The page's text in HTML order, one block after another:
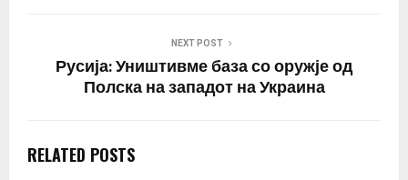
NEXT POST
Русија: Уништивме база со оружје од
Полска на западот на Украина
RELATED POSTS